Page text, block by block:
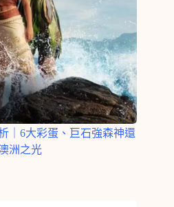
｜6大彩蛋、巨石強森神還
洲之光